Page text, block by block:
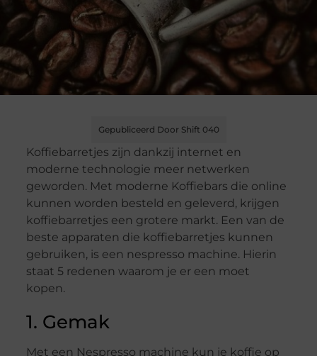
Gepubliceerd Door Shift 040
Koffiebarretjes zijn dankzij internet en
moderne technologie meer netwerken
geworden. Met moderne Koffiebars die online
kunnen worden besteld en geleverd, krijgen
koffiebarretjes een grotere markt. Een van de
beste apparaten die koffiebarretjes kunnen
gebruiken, is een nespresso machine. Hierin
staat 5 redenen waarom je er een moet
kopen.
1. Gemak
Met een Nespresso machine kun je koffie op